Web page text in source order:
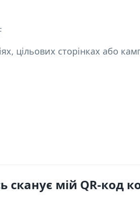
цільових сторінках або
сканує мій QR-код